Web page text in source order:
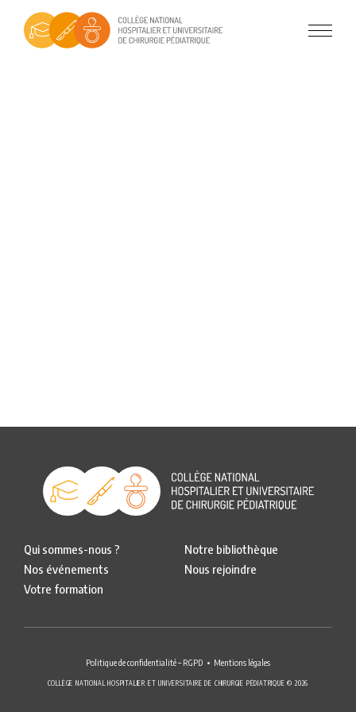
Qui sommes-nous ?
Nos événements
Votre formation
Notre bibliothèque
Nous rejoindre
Politique de confidentialité – RGPD Mentions légales
COLLÈGE NATIONAL HOSPITALIER ET UNIVERSITAIRE DE CHIRURGIE PÉDIATRIQUE © 2026